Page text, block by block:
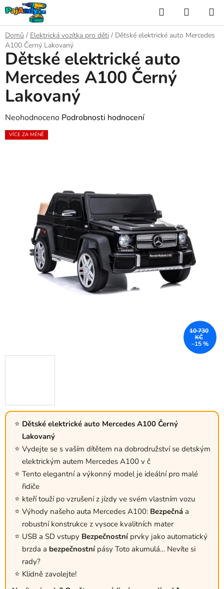
Přejít
na
obsah
Hledat
KOŠÍK
Domů / Elektrická vozítka pro děti / Dětské elektrické auto Mercedes
A100 Černý Lakovaný
Dětské elektrické auto Mercedes A100 Černý
Lakovaný
Vydejte se s vaším dítětem na dobrodružství se detským
elektrickým autem Mercedes A100 v č
Tento elegantní a výkonný model je ideální pro malé
řidiče
kteří touží po vzrušení z jízdy ve svém vlastním vozu
Výhody našeho auta Mercedes A100: Bezpečná a
robustní konstrukce z vysoce kvalitních mater
USB a SD vstupy Bezpečnostní prvky jako automatický
brzda a bezpečnostní pásy Toto akumulá… Nevíte si
rady?
Klidně zavolejte!
Dětské elektrické auto
Mercedes A100 Černý
Lakovaný
Průměrné
hodnocení
hvězdiček.
Neohodnoceno Podrobnosti hodnocení
VÍCE ZA MÉNĚ
10 730
KČ
–15 %